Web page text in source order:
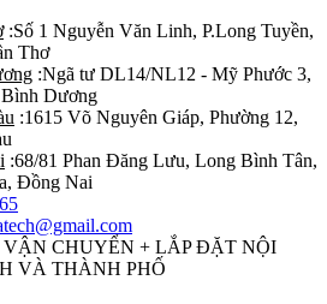
:Số 1 Nguyễn Văn Linh, P.Long Tuyền,
Thơ
:Ngã tư DL14/NL12 - Mỹ Phước 3,
Dương
:1615 Võ Nguyên Giáp, Phường 12,
:68/81 Phan Đăng Lưu, Long Bình Tân,
Đồng Nai
VẬN CHUYỂN + LẮP ĐẶT NỘI
VÀ THÀNH PHỐ